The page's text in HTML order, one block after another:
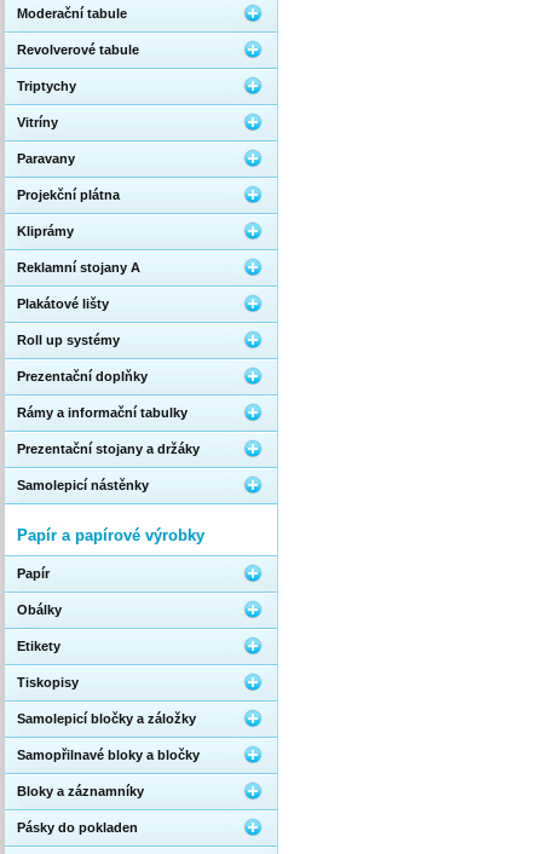
Moderační tabule
Revolverové tabule
Triptychy
Vitríny
Paravany
Projekční plátna
Kliprámy
Reklamní stojany A
Plakátové lišty
Roll up systémy
Prezentační doplňky
Rámy a informační tabulky
Prezentační stojany a držáky
Samolepicí nástěnky
Papír a papírové výrobky
Papír
Obálky
Etikety
Tiskopisy
Samolepicí bločky a záložky
Samopřilnavé bloky a bločky
Bloky a záznamníky
Pásky do pokladen